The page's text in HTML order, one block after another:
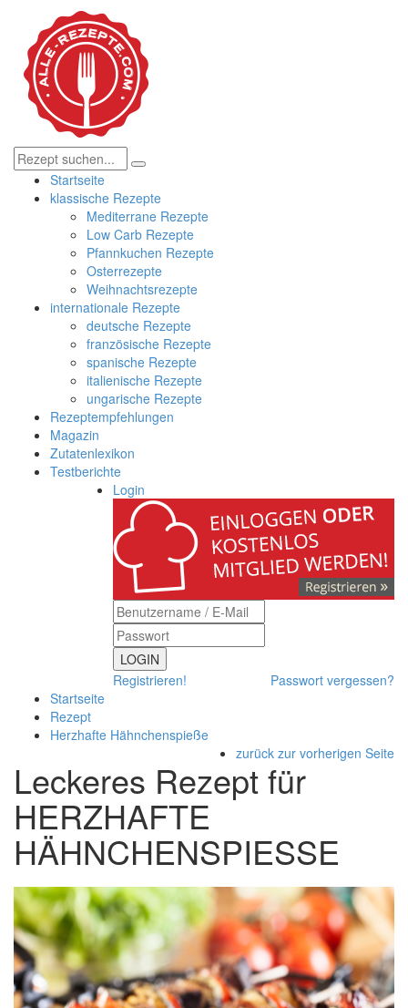
Startseite
klassische Rezepte
Mediterrane Rezepte
Low Carb Rezepte
Pfannkuchen Rezepte
Osterrezepte
Weihnachtsrezepte
internationale Rezepte
deutsche Rezepte
französische Rezepte
spanische Rezepte
italienische Rezepte
ungarische Rezepte
Rezeptempfehlungen
Magazin
Zutatenlexikon
Testberichte
Login
LOGIN
Registrieren!
Passwort vergessen?
Startseite
Rezept
Herzhafte Hähnchenspieße
zurück zur vorherigen Seite
Leckeres Rezept für
HERZHAFTE
HÄHNCHENSPIESSE